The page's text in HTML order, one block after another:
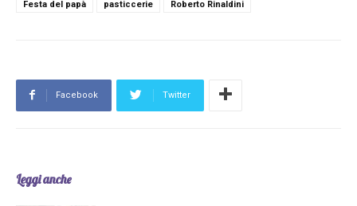
Festa del papà
pasticcerie Roberto Rinaldini
Facebook Twitter
Leggi anche